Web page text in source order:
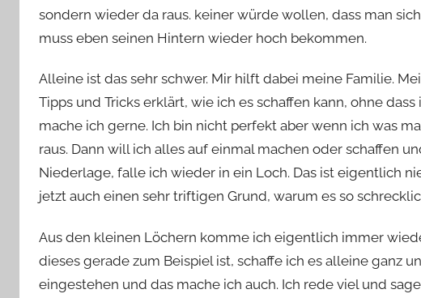
sondern wieder da raus. keiner würde wollen, dass man
muss eben seinen Hintern wieder hoch bekommen.
Alleine ist das sehr schwer. Mir hilft dabei meine Familie.
Tipps und Tricks erklärt, wie ich es schaffen kann, ohne
mache ich gerne. Ich bin nicht perfekt aber wenn ich was
raus. Dann will ich alles auf einmal machen oder schaffen
Niederlage, falle ich wieder in ein Loch. Das ist eigentlich
jetzt auch einen sehr triftigen Grund, warum es so
Aus den kleinen Löchern komme ich eigentlich immer
dieses gerade zum Beispiel ist, schaffe ich es alleine ganz
eingestehen und das mache ich auch. Ich rede viel und